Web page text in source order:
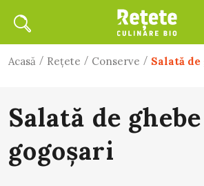
Acasă / Rețete / Conserve / Salată de
Salată de
gogoșari